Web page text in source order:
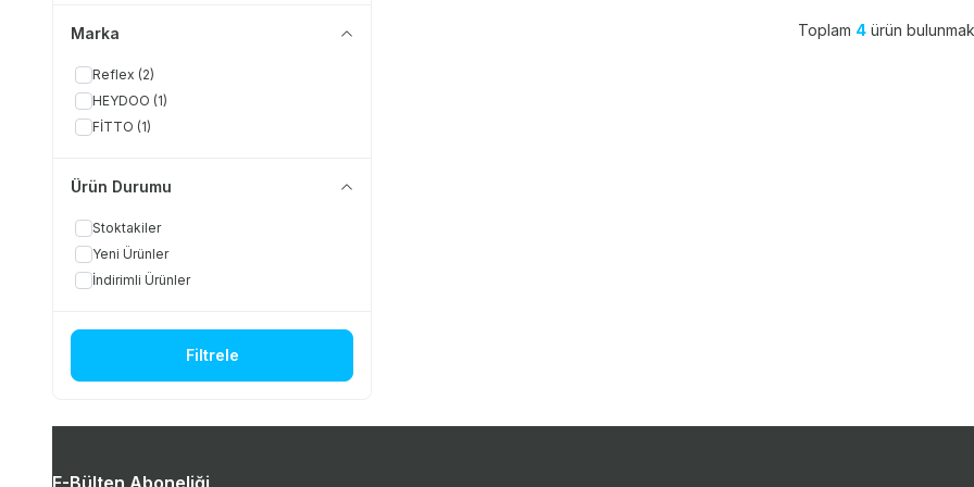
DİĞER KÖPEK ÜRÜNLERİ
Marka
Reflex (2)
HEYDOO (1)
FİTTO (1)
Ürün Durumu
Stoktakiler
Yeni Ürünler
İndirimli Ürünler
Filtrele
Toplam 4 ürün
E-Bülten Aboneliği